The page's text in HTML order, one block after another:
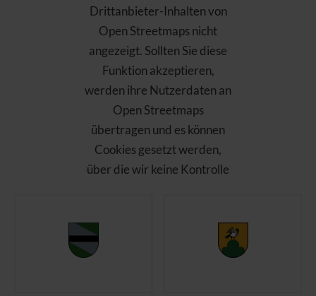
Drittanbieter-Inhalten von
Open Streetmaps nicht
angezeigt. Sollten Sie diese
Funktion akzeptieren,
werden ihre Nutzerdaten an
Open Streetmaps
übertragen und es können
Cookies gesetzt werden,
über die wir keine Kontrolle